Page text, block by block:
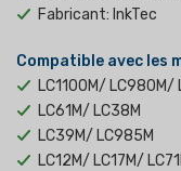
Fabricant: InkTec
Compatible avec les
LC1100M/ LC980M/
LC61M/ LC38M
LC39M/ LC985M
LC12M/ LC17M/